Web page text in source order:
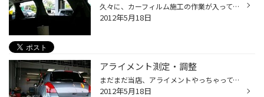
久々に、カーフィルム施工の作業が入ってきました。 今回のフィルムの濃さは５％で施工をお願いしました。 このカーフィルムは、最高技術で製造しているので 車の外からは車内が見えにくく、車内からはくっきり外が見えるんです。 さらに紫外線もカットにより、シートなども傷みにくくなりますよ！...
2012年5月18日
アライメント測定・調整
まだまだ当店、アライメントやっちゃってまーす。
2012年5月18日